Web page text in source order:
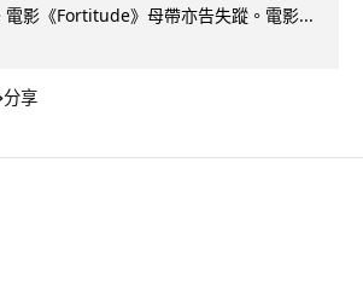
影《Fortitude》母帶亦告失蹤。電影...
分享